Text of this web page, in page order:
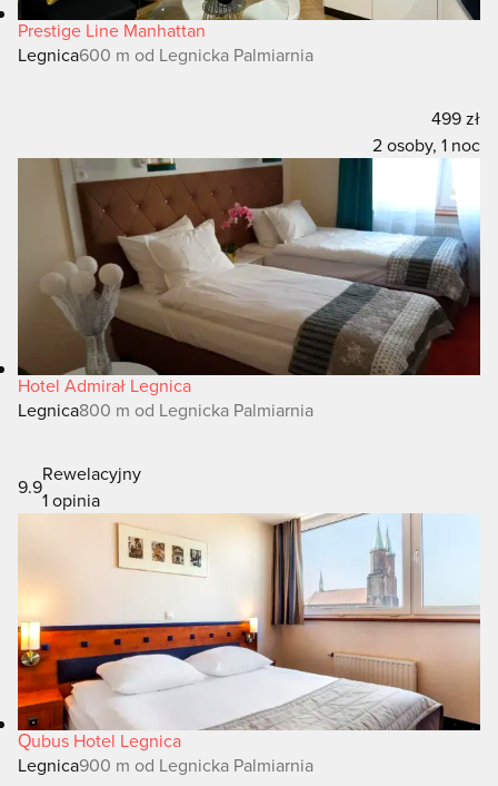
Prestige Line Manhattan
Legnica600 m od Legnicka Palmiarnia
499 zł
2 osoby, 1 noc
Hotel Admirał Legnica
Legnica800 m od Legnicka Palmiarnia
9.9
Rewelacyjny
1 opinia
Qubus Hotel Legnica
Legnica900 m od Legnicka Palmiarnia